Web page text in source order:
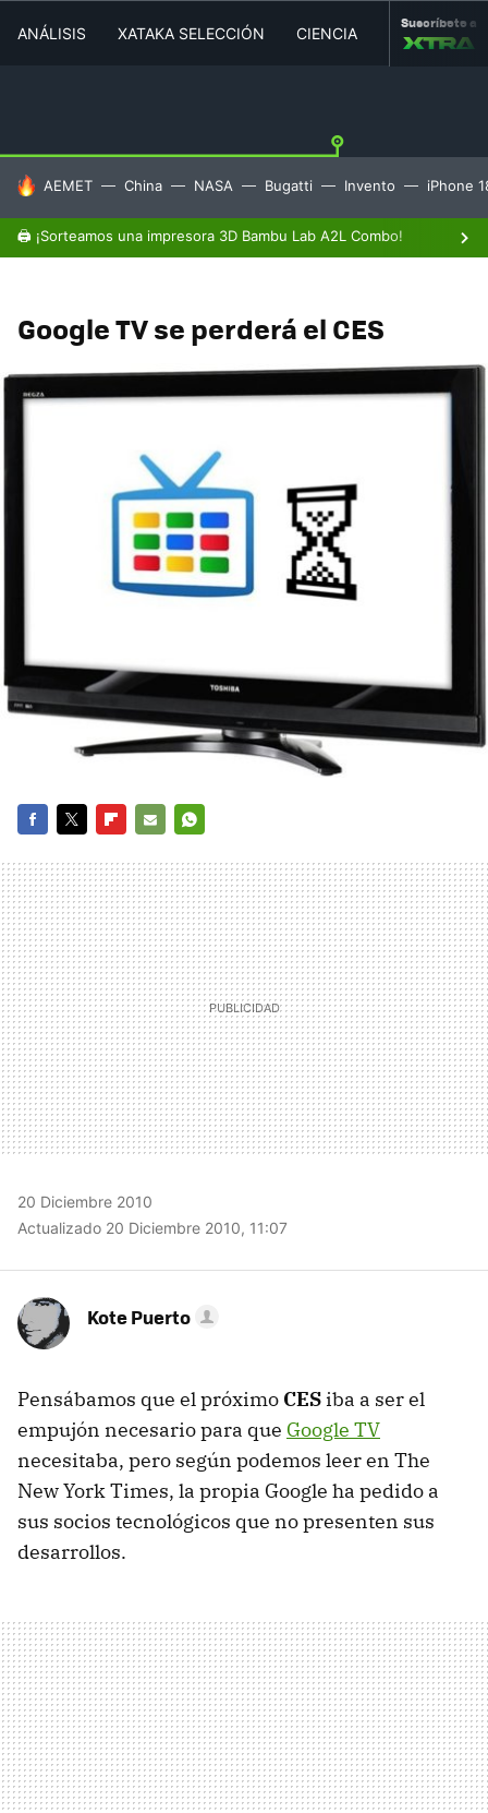
ANÁLISIS XATAKA SELECCIÓN CIENCIA MOVILIDAD
Suscríbete a
HOY SE HABLA DE
AEMET China NASA Bugatti Invento iPhone
🖨️ ¡Sorteamos una impresora 3D Bambu Lab A2L Combo!
Google TV se perderá el CES
MAIL
20 Diciembre 2010
Actualizado 20 Diciembre 2010, 11:07
Kote Puerto
Pensábamos que el próximo CES iba a ser el
empujón necesario para que Google TV
necesitaba, pero según podemos leer en The
New York Times, la propia Google ha pedido a
sus socios tecnológicos que no presenten sus
desarrollos.